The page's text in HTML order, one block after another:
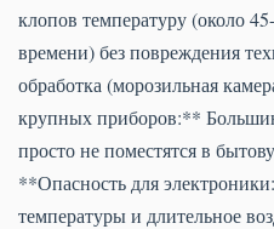
клопов температуру (около
времени) без повреждения
обработка (морозильная
крупных приборов:**
просто не поместятся в
**Опасность для
температуры и длительное